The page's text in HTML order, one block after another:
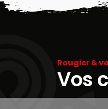
Rougier &
Vos